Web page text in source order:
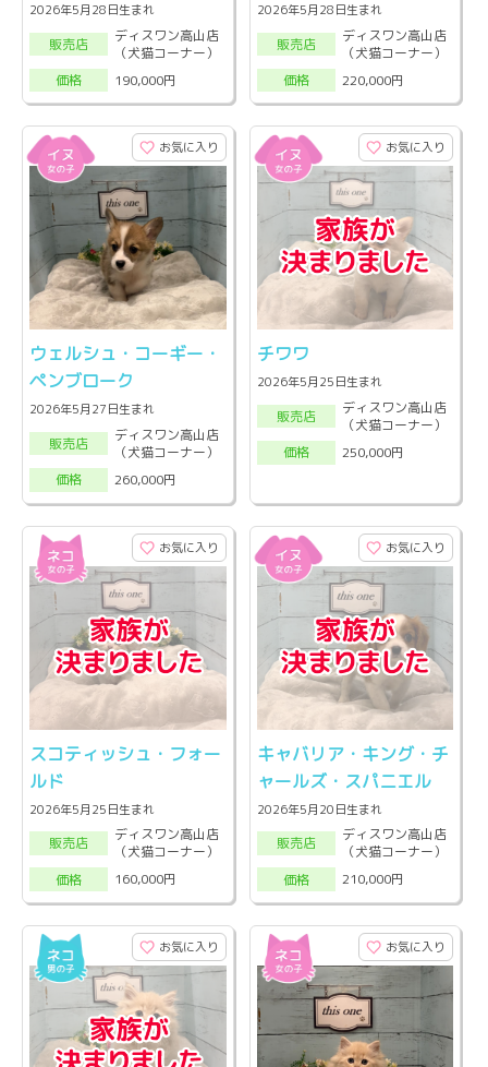
2026年5月28日生まれ
販売店
ディスワン高山店
（犬猫コーナー）
価格
190,000円
2026年5月28日生まれ
販売店
ディスワン高山店
（犬猫コーナー）
価格
220,000円
お気に入り
ウェルシュ・コーギー・
ペンブローク
2026年5月27日生まれ
販売店
ディスワン高山店
（犬猫コーナー）
価格
260,000円
お気に入り
チワワ
2026年5月25日生まれ
販売店
ディスワン高山店
（犬猫コーナー）
価格
250,000円
お気に入り
スコティッシュ・フォー
ルド
2026年5月25日生まれ
販売店
ディスワン高山店
（犬猫コーナー）
価格
160,000円
お気に入り
キャバリア・キング・チ
ャールズ・スパニエル
2026年5月20日生まれ
販売店
ディスワン高山店
（犬猫コーナー）
価格
210,000円
お気に入り お気に入り